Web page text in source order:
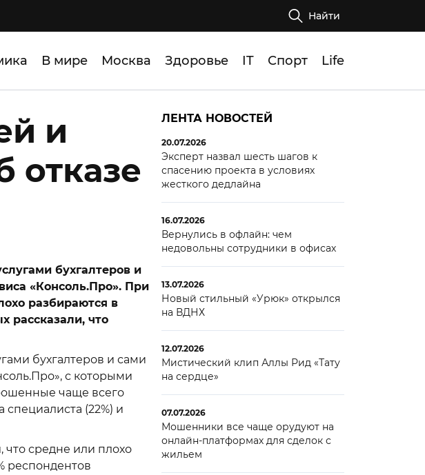
Найти
В мире Москва Здоровье IT Спорт Life
и
отказе
бухгалтеров и
«Консоль.Про». При
разбираются в
рассказали, что
бухгалтеров и сами
с которыми
чаще всего
(22%) и
что средне или плохо
респондентов
ЛЕНТА НОВОСТЕЙ
20.07.2026
Эксперт назвал шесть шагов к
спасению проекта в условиях
жесткого дедлайна
16.07.2026
Вернулись в офлайн: чем
недовольны сотрудники в офисах
13.07.2026
Новый стильный «Урюк» открылся
на ВДНХ
12.07.2026
Мистический клип Аллы Рид «Тату
на сердце»
07.07.2026
Мошенники все чаще орудуют на
онлайн-платформах для сделок с
жильем